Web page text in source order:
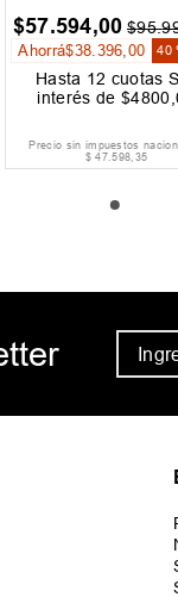
$57.594,00 $95.
Ahorrá$38 396 00 40
Hasta 12 cuotas
interés de $4800
Precio sin impuestos
$ 47.598,35